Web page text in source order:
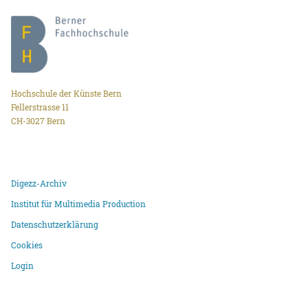
Hochschule der Künste Bern
Fellerstrasse 11
CH-3027 Bern
Digezz-Archiv
Institut für Multimedia Production
Datenschutzerklärung
Cookies
Login